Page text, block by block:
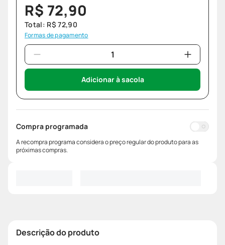
R$ 72,90
Total: R$ 72,90
Formas de pagamento
Adicionar à sacola
Compra programada
A recompra programa considera o preço regular do produto para as
próximas compras.
Descrição do produto